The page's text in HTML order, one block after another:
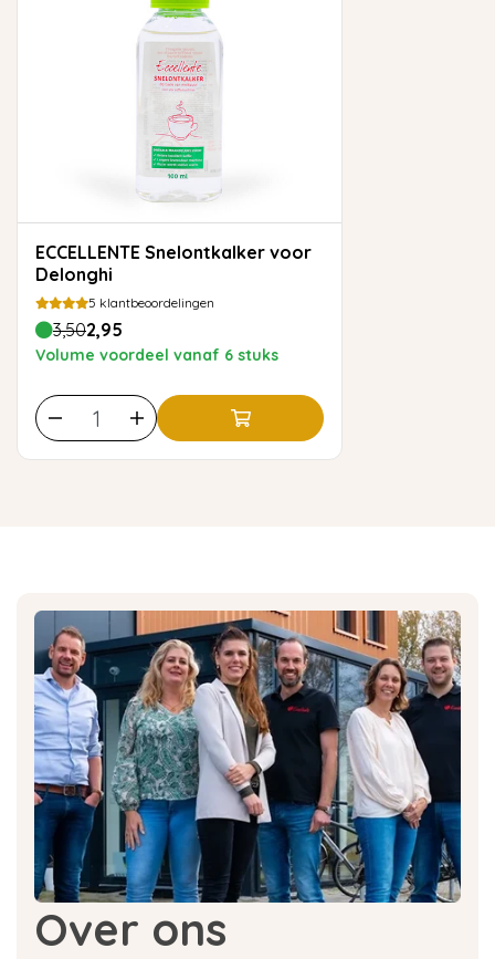
ECCELLENTE Snelontkalker voor
Delonghi
5 klantbeoordelingen
3,502,95
Volume voordeel vanaf 6 stuks
Over ons